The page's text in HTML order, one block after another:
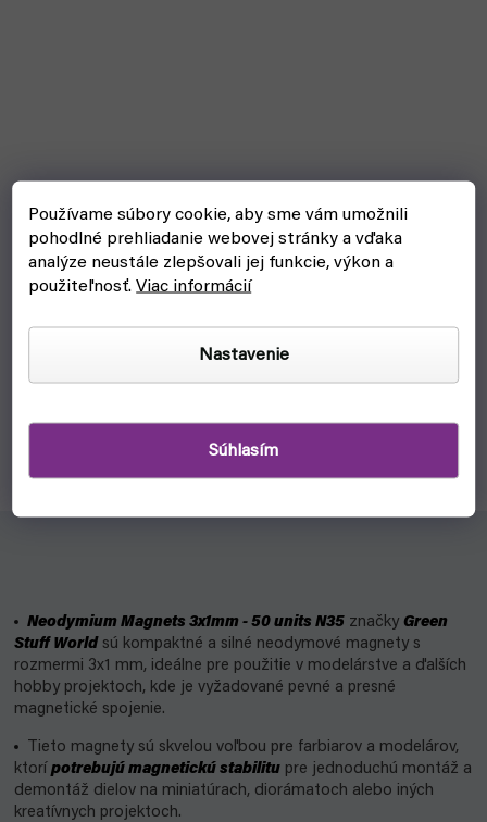
Používame súbory cookie, aby sme vám umožnili
pohodlné prehliadanie webovej stránky a vďaka
analýze neustále zlepšovali jej funkcie, výkon a
použiteľnosť.Viac informácií
Nastavenie
Súhlasím
The Army Painter - Deadland Tuft
Deadland Tuft je terénny doplnok na podstavce od Army
Neodymium Magnets 3x1mm - 50 units N35 značky Green
Stuff World sú kompaktné a silné neodymové magnety s
rozmermi 3x1 mm, ideálne pre použitie v modelárstve a ďalších
hobby projektoch, kde je vyžadované pevné a presné
magnetické spojenie.
Tieto magnety sú skvelou voľbou pre farbiarov a modelárov,
ktorí potrebujú magnetickú stabilitu pre jednoduchú montáž a
demontáž dielov na miniatúrach, diorámatoch alebo iných
kreatívnych projektoch.